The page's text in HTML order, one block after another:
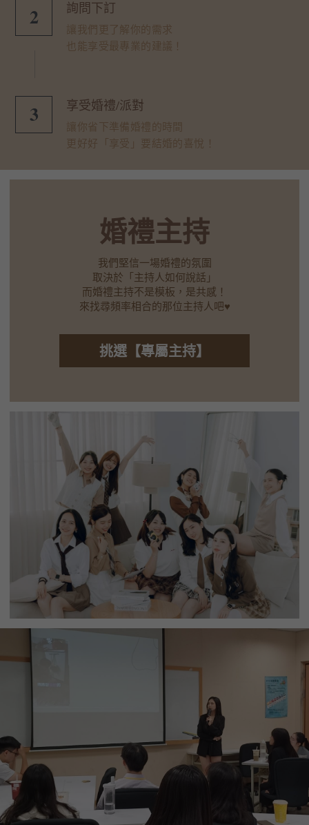
2 詢問下訂
讓我們更了解你的需求
也能享受最專業的建議！
3 享受婚禮/派對
讓你省下準備婚禮的時間
更好好「享受」要結婚的喜悅！
婚禮主持
我們堅信一場婚禮的氛圍
取決於「主持人如何說話」
而婚禮主持不是模板，是共感！
來找尋頻率相合的那位主持人吧♥︎
挑選【專屬主持】